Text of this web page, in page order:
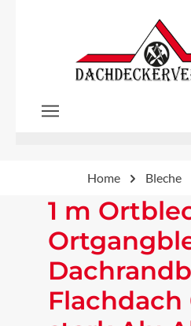
Zum Hauptinhalt springen
Home Bleche
1 m